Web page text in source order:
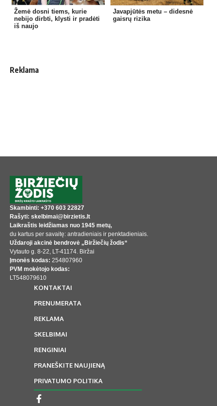
Žemė dosni tiems, kurie
nebijo dirbti, klysti ir pradėti
iš naujo
Javapjūtės metu – didesnė
gaisrų rizika
Reklama
Skambinti: +370 603 22827
Rašyti: skelbimai@birzietis.lt
Laikraštis leidžiamas nuo 1945 metų,
du kartus per savaitę: antradieniais ir penktadieniais.
Uždaroji akcinė bendrovė „Biržiečių žodis“
Vytauto g. 8-22, LT-41174. Biržai
Įmonės kodas: 254807960
PVM mokėtojo kodas:
LT548079610
KONTAKTAI
PRENUMERATA
REKLAMA
SKELBIMAI
RENGINIAI
PRANEŠKITE NAUJIENĄ
PRIVATUMO POLITIKA